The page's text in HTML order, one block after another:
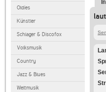
Oldies
Künstler
Schlager & Discofox
Volksmusik
Country
Jazz & Blues
Weltmusik